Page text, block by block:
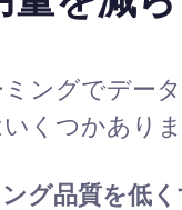
ングでデー
くつかありま
グ品質を低く